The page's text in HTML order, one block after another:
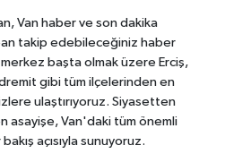
Van haber ve son dakika
takip edebileceğiniz haber
başta olmak üzere Erciş,
gibi tüm ilçelerinden en
ulaştırıyoruz. Siyasetten
asayişe, Van'daki tüm önemli
açısıyla sunuyoruz.